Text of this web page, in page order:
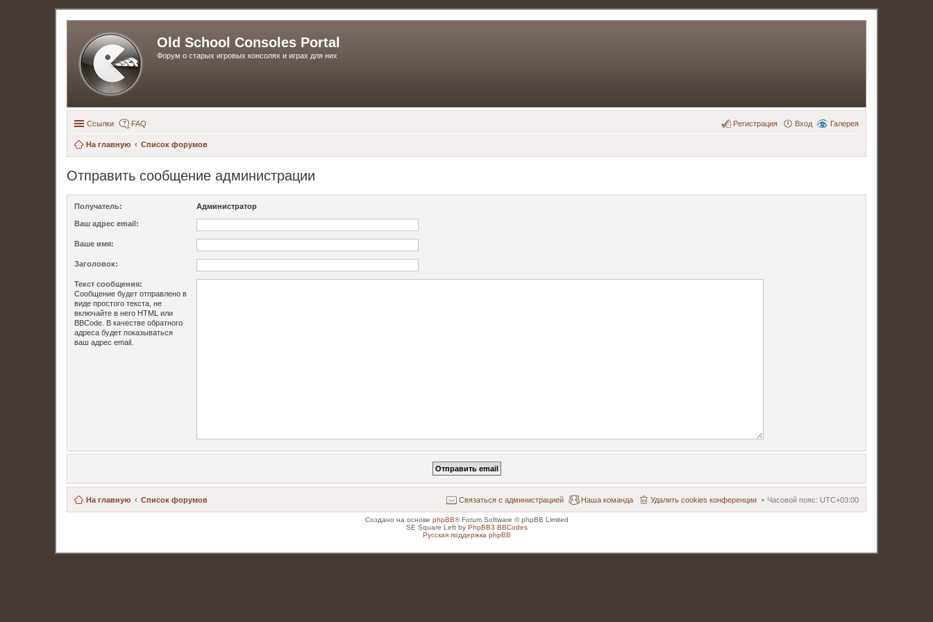
Old School Consoles Portal
Форум о старых игровых консолях и играх для них
Ссылки Галерея
FAQ Вход
Регистрация
На главную Список форумов
Отправить сообщение администрации
Получатель: Администратор
Ваш адрес email:
Ваше имя:
Заголовок:
Текст сообщения:
Сообщение будет отправлено в
виде простого текста, не
включайте в него HTML или
BBCode. В качестве обратного
адреса будет показываться
ваш адрес email.
На главную Список форумов Часовой пояс: UTC+03:00
Удалить cookies конференции
Наша команда
Связаться с администрацией
Создано на основе phpBB® Forum Software © phpBB Limited
SE Square Left by PhpBB3 BBCodes
Русская поддержка phpBB